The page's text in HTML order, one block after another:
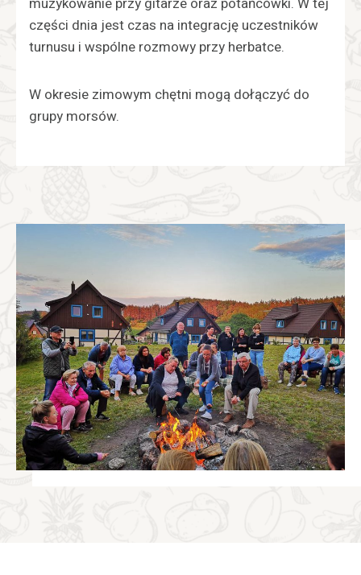
części dnia jest czas na integrację uczestników
turnusu i wspólne rozmowy przy herbatce.
W okresie zimowym chętni mogą dołączyć do
grupy morsów.